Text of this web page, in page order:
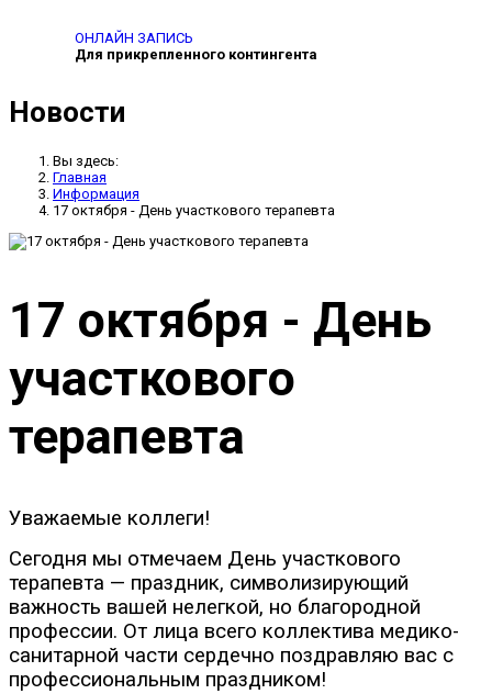
ОНЛАЙН ЗАПИСЬ
Для прикрепленного контингента
Новости
Вы здесь:
Главная
Информация
17 октября - День участкового терапевта
17 октября - День
участкового
терапевта
Уважаемые коллеги!
Сегодня мы отмечаем День участкового
терапевта — праздник, символизирующий
важность вашей нелегкой, но благородной
профессии. От лица всего коллектива медико-
санитарной части сердечно поздравляю вас с
профессиональным праздником!